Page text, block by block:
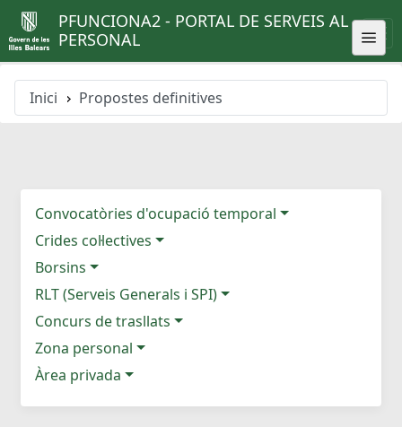
PFUNCIONA2 - PORTAL DE SERVEIS AL
PERSONAL
Inici Propostes definitives
Convocatòries d'ocupació temporal
Crides col·lectives
Borsins
RLT (Serveis Generals i SPI)
Concurs de trasllats
Zona personal
Àrea privada